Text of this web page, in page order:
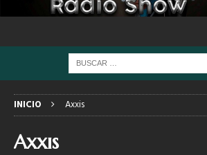
INICIO Axxis
Axxis